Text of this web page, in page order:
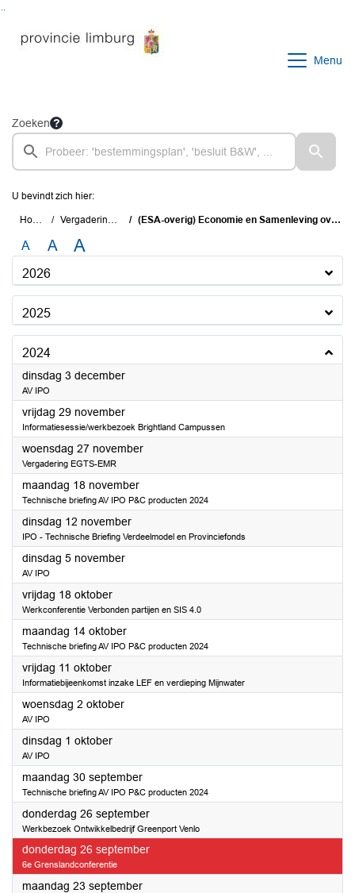
Menu
Zoeken
U bevindt zich hier:
Home Vergaderingen (ESA-overig) Economie en Samenleving overig
A A A
2026
2025
2024
dinsdag 3 december2024
AV IPO
vrijdag 29 november2024
Informatiesessie/werkbezoek Brightland Campussen
woensdag 27 november2024
Vergadering EGTS-EMR
maandag 18 november2024
Technische briefing AV IPO P&C producten 2024
dinsdag 12 november2024
IPO - Technische Briefing Verdeelmodel en Provinciefonds
dinsdag 5 november2024
AV IPO
vrijdag 18 oktober2024
Werkconferentie Verbonden partijen en SIS 4.0
maandag 14 oktober2024
Technische briefing AV IPO P&C producten 2024
vrijdag 11 oktober2024
Informatiebijeenkomst inzake LEF en verdieping Mijnwater
woensdag 2 oktober2024
AV IPO
dinsdag 1 oktober2024
AV IPO
maandag 30 september2024
Technische briefing AV IPO P&C producten 2024
donderdag 26 september2024
Werkbezoek Ontwikkelbedrijf Greenport Venlo
donderdag 26 september2024
6e Grenslandconferentie
maandag 23 september2024